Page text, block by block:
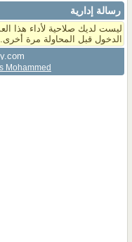
رسالة إدارية
ليست لديك صلاحية لأداء هذا
الدخول قبل المحاولة مرة أخرى.
Mohammed